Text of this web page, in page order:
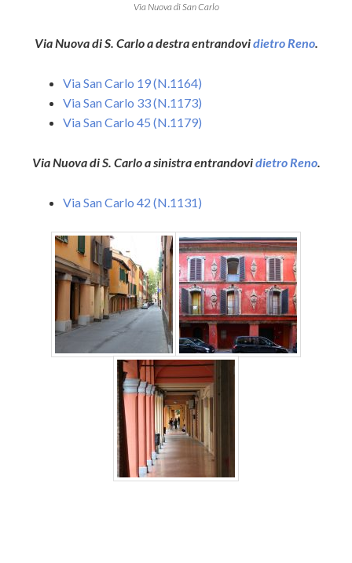
Via Nuova di San Carlo
Via Nuova di S. Carlo a destra entrandovidietro Reno.
Via San Carlo 19 (N.1164)
Via San Carlo 33 (N.1173)
Via San Carlo 45 (N.1179)
Via Nuova di S. Carlo a sinistra entrandovidietro Reno.
Via San Carlo 42 (N.1131)